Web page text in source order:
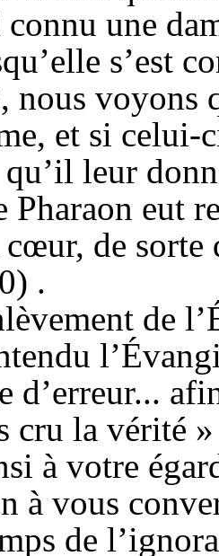
connu une
s’est
nous voyons
et si celui-
leur
Pharaon eut
cœur, de sorte
.
de
d’erreur...
cru la vérité
à votre
à vous
de